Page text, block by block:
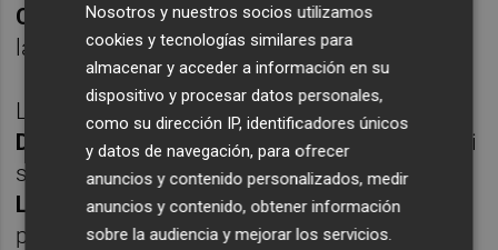
Copa del Rey, en la que su mayor logro son
las semifinales de2015.
La eliminación ante un rival de
Segunda
División de estemiércoles choca aún más si
se tiene en cuenta la trayectoria actual en
Liga
de unVillarrealque esterceroy ocupa
plaza para volver a disputar la próxima
Nosotros y nuestros socios utilizamos
cookies y tecnologías similares para
almacenar y acceder a información en su
dispositivo y procesar datos personales,
como su dirección IP, identificadores únicos
y datos de navegación, para ofrecer
anuncios y contenido personalizados, medir
anuncios y contenido, obtener información
sobre la audiencia y mejorar los servicios.